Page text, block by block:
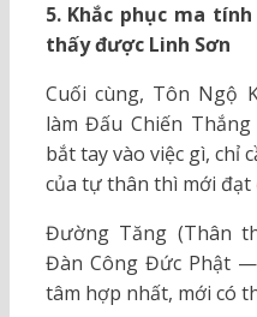
5. Khắc phục ma
thấy được Linh Sơn
Cuối cùng, Tôn Ngộ
làm Đấu Chiến
bắt tay vào việc gì, chỉ
của tự thân thì mới đạt
Đường Tăng (Thân
Đàn Công Đức Phật
tâm hợp nhất, mới có